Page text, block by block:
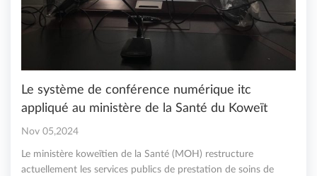
Le système de conférence numérique itc
appliqué au ministère de la Santé du Koweït
Nov 05,2024
Le ministère koweïtien de la Santé (MOH) restructure
actuellement les services publics de prestation de soins de